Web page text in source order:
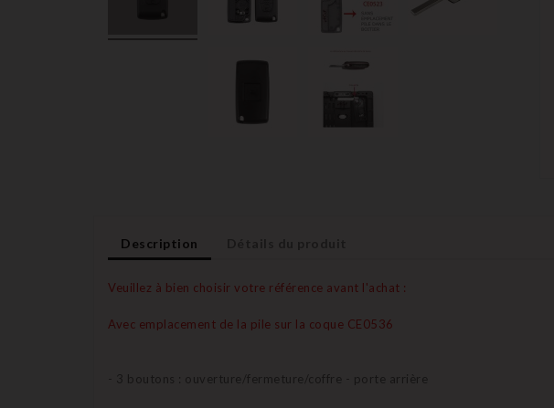
Description
Veuillez à bien choisir votre référence avant l'achat :
Avec emplacement de la pile sur la coque CE0536
- 3 boutons : ouverture/fermeture/coffre - porte arrière